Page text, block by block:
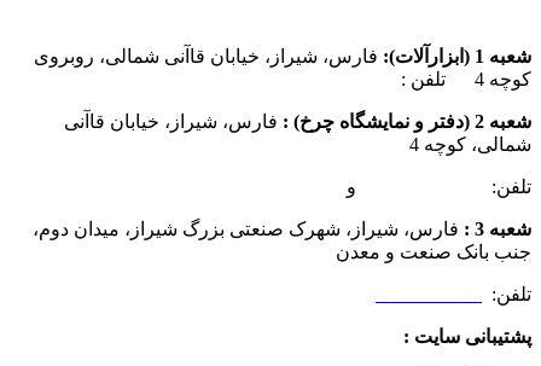
شعبه 1 (ابزارآلات):
فارس، شیراز، خیابان قاآنی شمالی، روبروی
کوچه 4 تلفن :
شعبه 2 (دفتر و نمایشگاه چرخ) :
فارس، شیراز، خیابان قاآنی
شمالی، کوچه 4
تلفن: و
شعبه 3 :
فارس، شیراز، شهرک صنعتی بزرگ شیراز، میدان دوم،
جنب بانک صنعت و معدن
تلفن:
پشتیبانی سایت :